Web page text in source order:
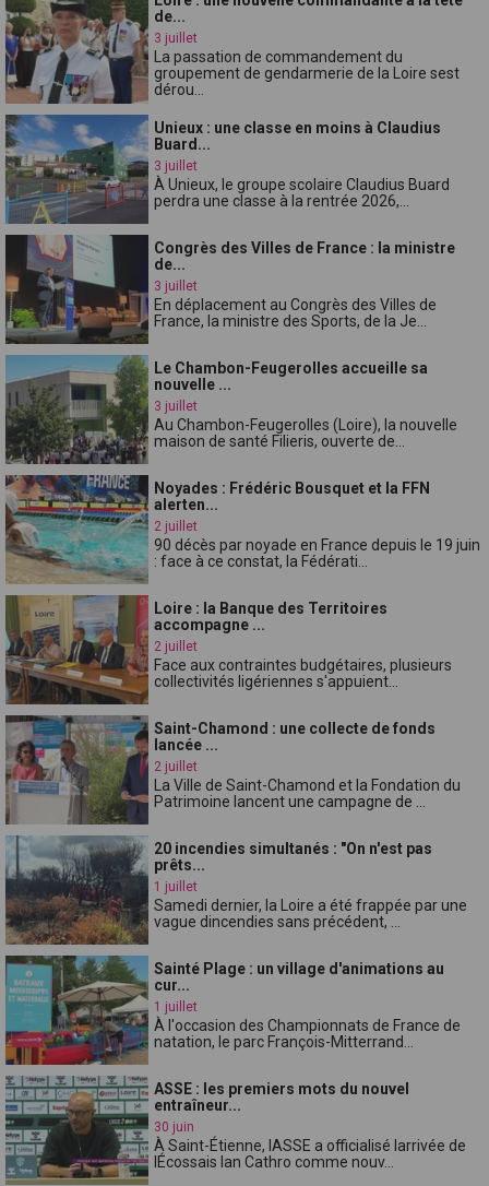
de...
3 juillet
La passation de commandement du
groupement de gendarmerie de la Loire sest
dérou...
Unieux : une classe en moins à Claudius
Buard...
3 juillet
À Unieux, le groupe scolaire Claudius Buard
perdra une classe à la rentrée 2026,...
Congrès des Villes de France : la ministre
de...
3 juillet
En déplacement au Congrès des Villes de
France, la ministre des Sports, de la Je...
Le Chambon-Feugerolles accueille sa
nouvelle ...
3 juillet
Au Chambon-Feugerolles (Loire), la nouvelle
maison de santé Filieris, ouverte de...
Noyades : Frédéric Bousquet et la FFN
alerten...
2 juillet
90 décès par noyade en France depuis le 19 juin
: face à ce constat, la Fédérati...
Loire : la Banque des Territoires
accompagne ...
2 juillet
Face aux contraintes budgétaires, plusieurs
collectivités ligériennes s'appuient...
Saint-Chamond : une collecte de fonds
lancée ...
2 juillet
La Ville de Saint-Chamond et la Fondation du
Patrimoine lancent une campagne de ...
20 incendies simultanés : "On n'est pas
prêts...
1 juillet
Samedi dernier, la Loire a été frappée par une
vague dincendies sans précédent, ...
Sainté Plage : un village d'animations au
cur...
1 juillet
À l'occasion des Championnats de France de
natation, le parc François-Mitterrand...
ASSE : les premiers mots du nouvel
entraîneur...
30 juin
À Saint-Étienne, lASSE a officialisé larrivée de
lÉcossais Ian Cathro comme nouv...